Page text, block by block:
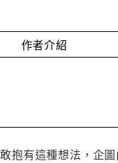
作者介紹
有這種想法，企